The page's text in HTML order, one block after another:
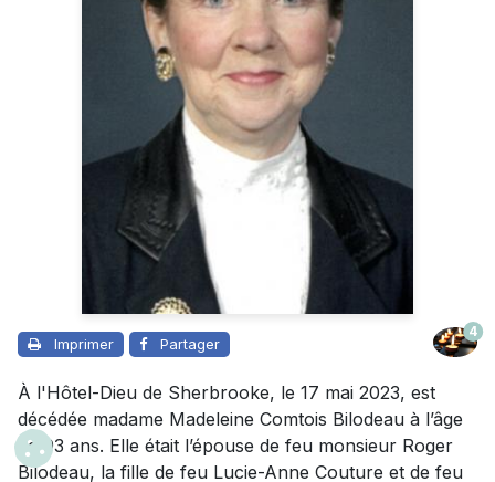
Imprimer Partager
4
À l'Hôtel-Dieu de Sherbrooke, le 17 mai 2023, est
décédée madame Madeleine Comtois Bilodeau à l’âge
de 93 ans. Elle était l’épouse de feu monsieur Roger
Bilodeau, la fille de feu Lucie-Anne Couture et de feu